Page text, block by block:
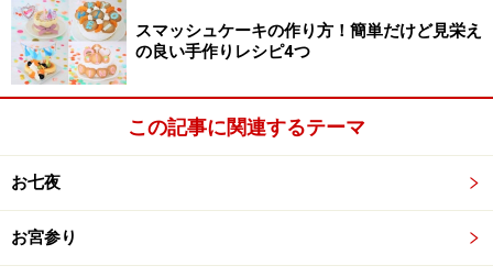
また、なぜか赤ちゃんは抱っこしていると眠ってくれる
のに布団におろすとすぐ目を覚ましてしまいます。これ
は「赤ちゃんの背中にはスイッチがあるからだ！」と言
われているからです。温度や環境の変化に敏感な赤ちゃ
ると背中がひやっとするので、すぐに目を覚ましてしま
うのです。なので赤ちゃんを寝かしつけるときはトッポ
ンチーノごと布団におろすと背中のスイッチが入らず眠
り続けてくれますよ。
スマッシュケーキの作り方！簡単だけど見栄え
の良い手作りレシピ4つ
この記事に関連するテーマ
お七夜
お宮参り